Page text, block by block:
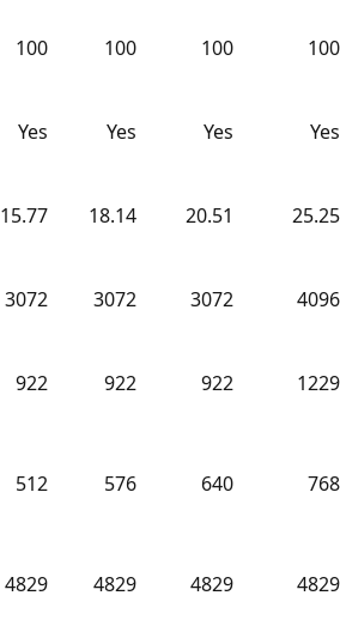
100 100 100 100
Yes Yes Yes
Yes
15.77 18.14 20.51 25.25
3072 3072 3072
4096
922 922 922 1229
512 576 640 768
4829 4829 4829 4829